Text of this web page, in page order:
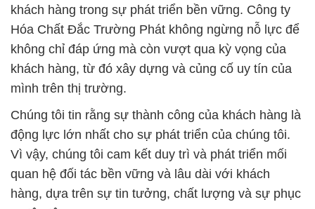
khách hàng trong sự phát triển bền vững. Công ty
Hóa Chất Đắc Trường Phát không ngừng nỗ lực để
không chỉ đáp ứng mà còn vượt qua kỳ vọng của
khách hàng, từ đó xây dựng và củng cố uy tín của
mình trên thị trường.
Chúng tôi tin rằng sự thành công của khách hàng là
động lực lớn nhất cho sự phát triển của chúng tôi.
Vì vậy, chúng tôi cam kết duy trì và phát triển mối
quan hệ đối tác bền vững và lâu dài với khách
hàng, dựa trên sự tin tưởng, chất lượng và sự phục